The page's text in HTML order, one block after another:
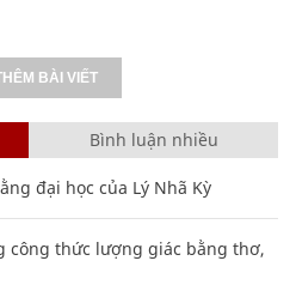
BÀI VIẾT
Bình luận nhiều
đại học của Lý Nhã Kỳ
công thức lượng giác bằng thơ,